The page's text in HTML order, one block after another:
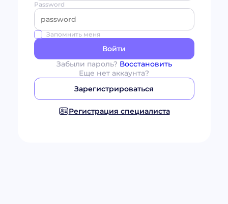
Password
Запомнить меня
Войти
Забыли пароль? Восстановить
Еще нет аккаунта?
Зарегистрироваться
Регистрация специалиста